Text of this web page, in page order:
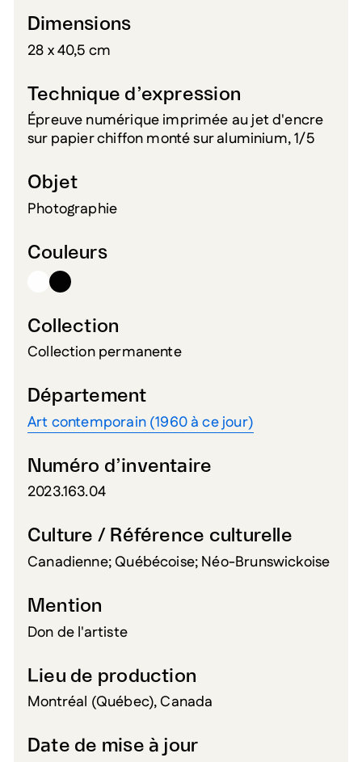
Dimensions
28 x 40,5 cm
Technique d’expression
Épreuve numérique imprimée au jet d'encre
sur papier chiffon monté sur aluminium, 1/5
Objet
Photographie
Couleurs
Collection
Collection permanente
Département
Art contemporain (1960 à ce jour)
Numéro d’inventaire
2023.163.04
Culture / Référence culturelle
Canadienne; Québécoise; Néo-Brunswickoise
Mention
Don de l'artiste
Lieu de production
Montréal (Québec), Canada
Date de mise à jour